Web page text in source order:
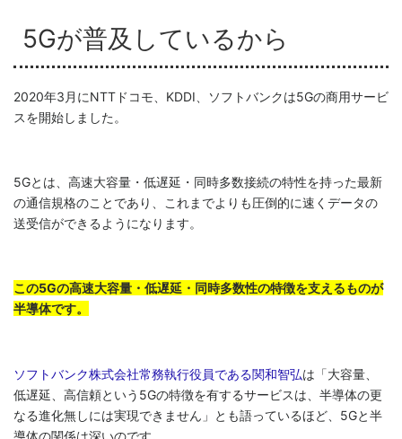
5Gが普及しているから
2020年3月にNTTドコモ、KDDI、ソフトバンクは5Gの商用サービ
スを開始しました。
5Gとは、高速大容量・低遅延・同時多数接続の特性を持った最新
の通信規格のことであり、これまでよりも圧倒的に速くデータの
送受信ができるようになります。
この5Gの高速大容量・低遅延・同時多数性の特徴を支えるものが
半導体です。
ソフトバンク株式会社常務執行役員である関和智弘は「大容量、
低遅延、高信頼という5Gの特徴を有するサービスは、半導体の更
なる進化無しには実現できません」とも語っているほど、5Gと半
導体の関係は深いのです。